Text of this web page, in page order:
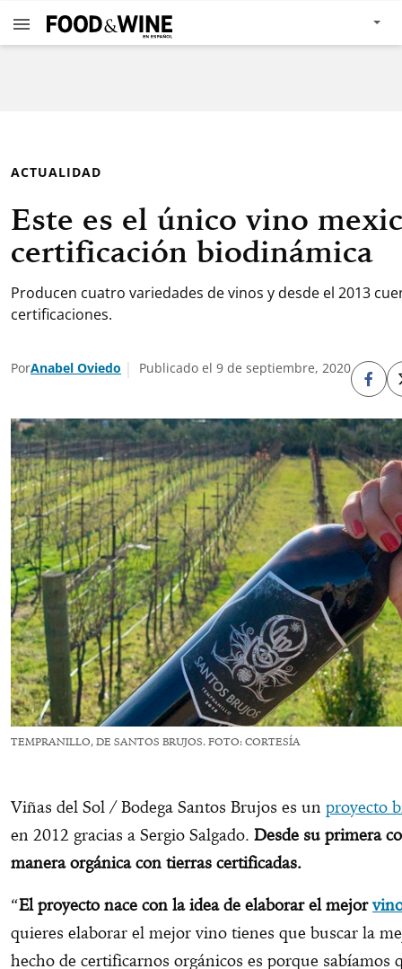
ACTUALIDAD
Este es el único vino
certificación biodinámica
Producen cuatro variedades de vinos y desde el 2013
certificaciones.
PorAnabel Oviedo Publicado el 9 de septiembre, 2020
TEMPRANILLO, DE SANTOS BRUJOS. FOTO: CORTESÍA
Viñas del Sol / Bodega Santos Brujos es un proyecto
en 2012 gracias a Sergio Salgado. Desde su primera
manera orgánica con tierras certificadas.
“El proyecto nace con la idea de elaborar el mejor
quieres elaborar el mejor vino tienes que buscar la
hecho de certificarnos orgánicos es porque sabíamos